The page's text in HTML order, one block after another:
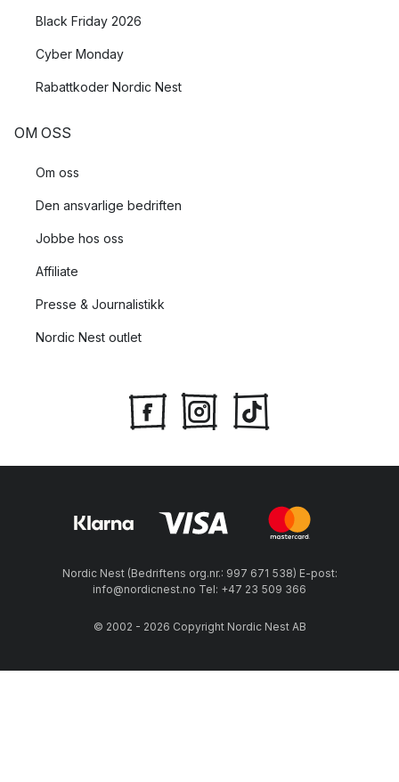
Black Friday 2026
Cyber Monday
Rabattkoder Nordic Nest
OM OSS
Om oss
Den ansvarlige bedriften
Jobbe hos oss
Affiliate
Presse & Journalistikk
Nordic Nest outlet
Nordic Nest (Bedriftens org.nr.: 997 671 538) E-post:
info@nordicnest.no Tel: +47 23 509 366
© 2002 - 2026 Copyright Nordic Nest AB